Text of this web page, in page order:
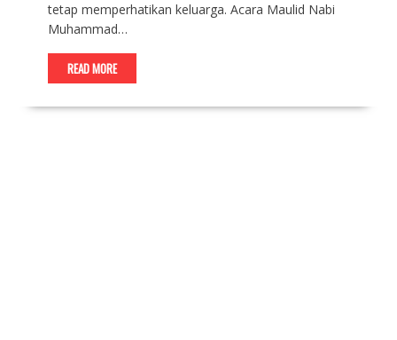
tetap memperhatikan keluarga. Acara Maulid Nabi
Muhammad…
READ MORE